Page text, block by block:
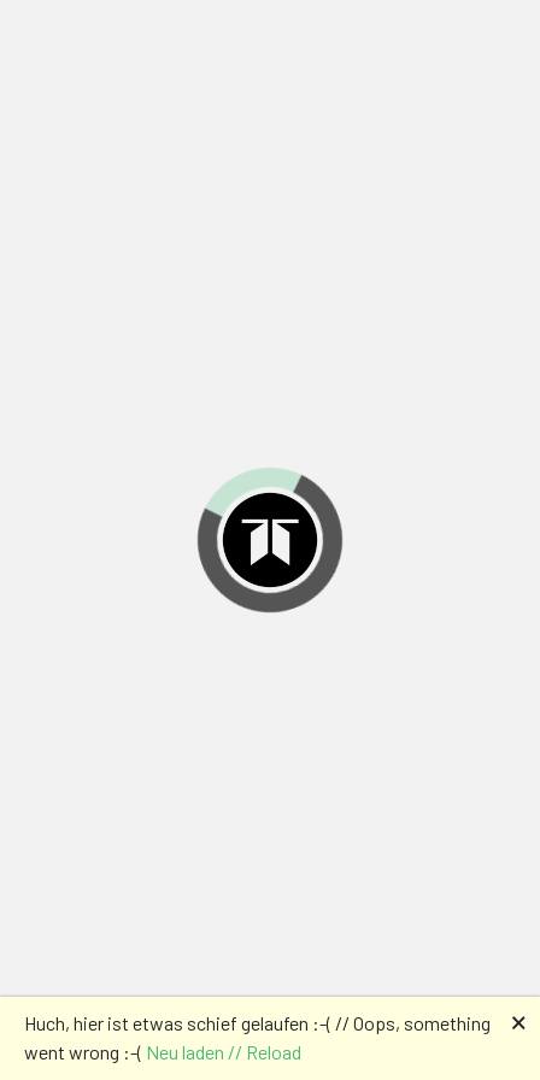
Huch, hier ist etwas schief gelaufen :-( // Oops, something
went wrong :-( Neu laden // Reload
🗙